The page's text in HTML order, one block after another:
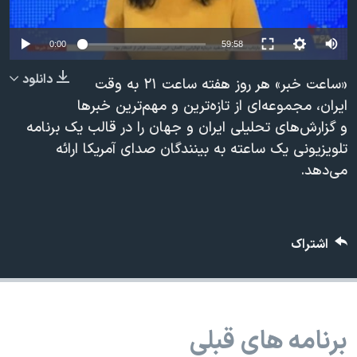
فرهنگ و زندگی
حقوق شهروندی
علم و فناوری
اسرائیل در جنگ
گالری عکس
مستندها
انتخابات ریاست جمهوری آمریکا ۲۰۲۴
رمز مهسا
ورزش زنان در ایران
اعتراضات زن، زندگی، آزادی
دادگاه حمید نوری
اعتراضات مردمی آبان ۹۸
دنبال کنید
زبانهای مختلف
Auto
240p
360p
480p
0:00 59:58
480p
720p
دانلود
«ساعت خبر» هر روز هفته ساعت ۲۱ به وقت
ایران، مجموعه‌ای از تازه‌ترين و مهم‌ترین خبرها
و گزارش‌هاى تحلیلی ایران و جهان را در قالب یک برنامه
تلویزیونی یک ساعته به بینندگان صدای آمریکا ارائه
می‌دهد.
اشتراک
برنامه های قبلی